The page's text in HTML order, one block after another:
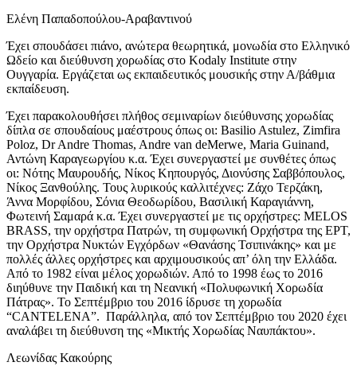
Ελένη Παπαδοπούλου-Αραβαντινού
Έχει σπουδάσει πιάνο, ανώτερα θεωρητικά, μονωδία στο Ελληνικό
Ωδείο και διεύθυνση χορωδίας στο Kodaly Institute στην
Ουγγαρία. Εργάζεται ως εκπαιδευτικός μουσικής στην Α/βάθμια
εκπαίδευση.
Έχει παρακολουθήσει πλήθος σεμιναρίων διεύθυνσης χορωδίας
δίπλα σε σπουδαίους μαέστρους όπως οι: Basilio Astulez, Zimfira
Poloz, Dr Andre Thomas, Andre van deMerwe, Maria Guinand,
Αντώνη Καραγεωργίου κ.α. Έχει συνεργαστεί με συνθέτες όπως
οι: Νότης Μαυρουδής, Νίκος Κηπουργός, Διονύσης Σαββόπουλος,
Νίκος Ξανθούλης. Τους λυρικούς καλλιτέχνες: Ζάχο Τερζάκη,
Άννα Μορφίδου, Σόνια Θεοδωρίδου, Βασιλική Καραγιάννη,
Φωτεινή Σαμαρά κ.α. Έχει συνεργαστεί με τις ορχήστρες: MELOS
BRASS, την ορχήστρα Πατρών, τη συμφωνική Ορχήστρα της ΕΡΤ,
την Ορχήστρα Νυκτών Εγχόρδων «Θανάσης Τσιπινάκης» και με
πολλές άλλες ορχήστρες και αρχιμουσικούς απ’ όλη την Ελλάδα.
Από το 1982 είναι μέλος χορωδιών. Από το 1998 έως το 2016
διηύθυνε την Παιδική και τη Νεανική «Πολυφωνική Χορωδία
Πάτρας». Το Σεπτέμβριο του 2016 ίδρυσε τη χορωδία
“CANTELENA”. Παράλληλα, από τον Σεπτέμβριο του 2020 έχει
αναλάβει τη διεύθυνση της «Μικτής Χορωδίας Ναυπάκτου».
Λεωνίδας Κακούρης